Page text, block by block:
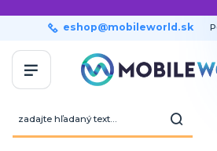
eshop@mobileworld.sk